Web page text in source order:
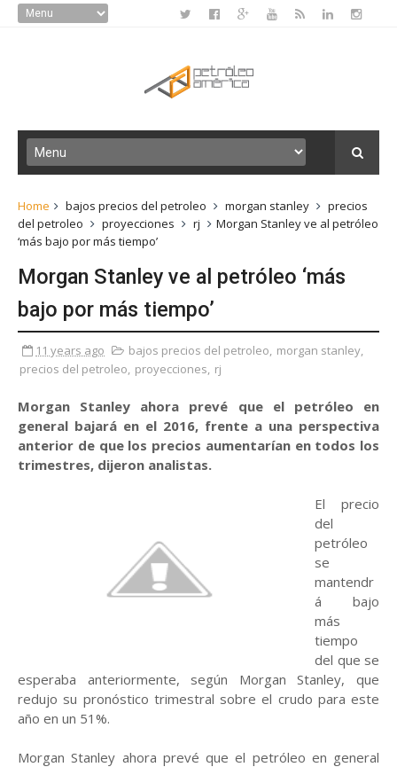
Home bajos precios del petroleo morgan stanley
precios
del petroleo
proyecciones rj
Morgan Stanley ve al petróleo
‘más bajo por más tiempo’
Morgan Stanley ve al petróleo ‘más
bajo por más tiempo’
11 years ago bajos precios del petroleo, morgan stanley,
precios del petroleo, proyecciones, rj
Morgan Stanley ahora prevé que el petróleo en
general bajará en el 2016, frente a una perspectiva
anterior de que los precios aumentarían en todos los
trimestres, dijeron analistas.
El precio
del
petróleo
se
mantendr
á bajo
más
tiempo
del que se
esperaba anteriormente, según Morgan Stanley, que
redujo su pronóstico trimestral sobre el crudo para este
año en un 51%.
Morgan Stanley ahora prevé que el petróleo en general